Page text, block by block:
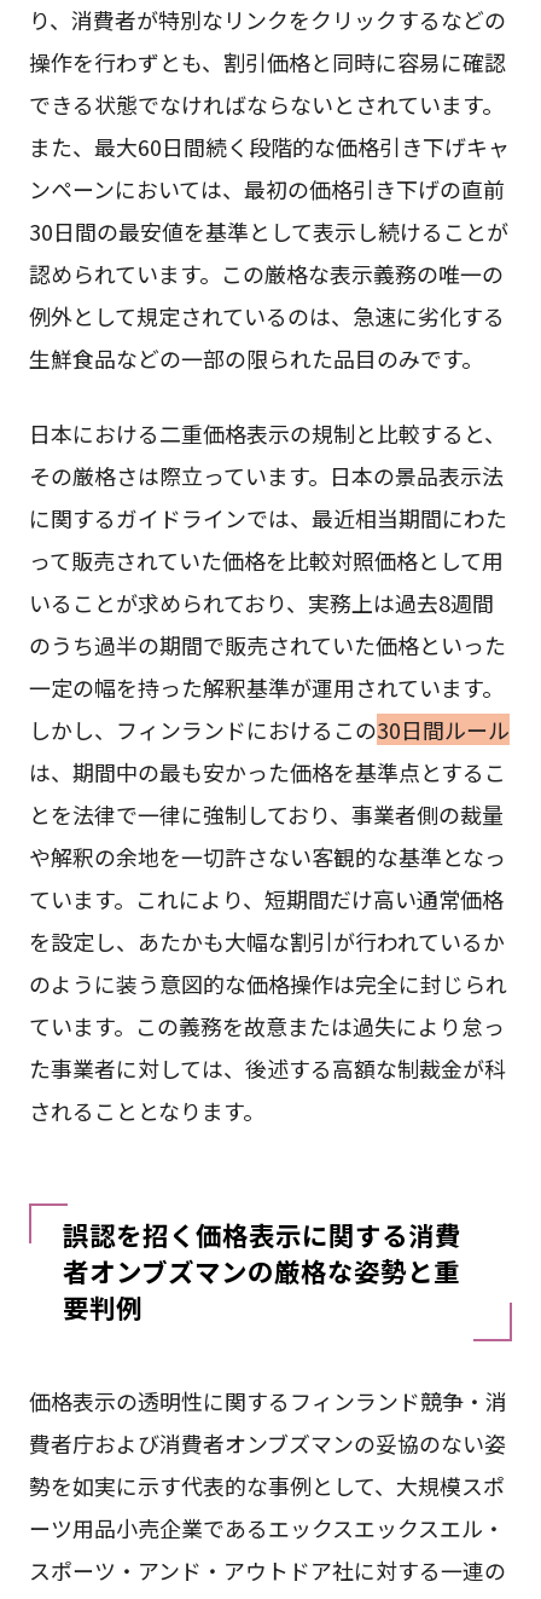
り、消費者が特別なリンクをクリックするなどの
操作を行わずとも、割引価格と同時に容易に確認
できる状態でなければならないとされています。
また、最大60日間続く段階的な価格引き下げキャ
ンペーンにおいては、最初の価格引き下げの直前
30日間の最安値を基準として表示し続けることが
認められています。この厳格な表示義務の唯一の
例外として規定されているのは、急速に劣化する
生鮮食品などの一部の限られた品目のみです。
日本における二重価格表示の規制と比較すると、
その厳格さは際立っています。日本の景品表示法
に関するガイドラインでは、最近相当期間にわた
って販売されていた価格を比較対照価格として用
いることが求められており、実務上は過去8週間
のうち過半の期間で販売されていた価格といった
一定の幅を持った解釈基準が運用されています。
しかし、フィンランドにおけるこの30日間ルール
は、期間中の最も安かった価格を基準点とするこ
とを法律で一律に強制しており、事業者側の裁量
や解釈の余地を一切許さない客観的な基準となっ
ています。これにより、短期間だけ高い通常価格
を設定し、あたかも大幅な割引が行われているか
のように装う意図的な価格操作は完全に封じられ
ています。この義務を故意または過失により怠っ
た事業者に対しては、後述する高額な制裁金が科
されることとなります。
誤認を招く価格表示に関する消費
者オンブズマンの厳格な姿勢と重
要判例
価格表示の透明性に関するフィンランド競争・消
費者庁および消費者オンブズマンの妥協のない姿
勢を如実に示す代表的な事例として、大規模スポ
ーツ用品小売企業であるエックスエックスエル・
スポーツ・アンド・アウトドア社に対する一連の